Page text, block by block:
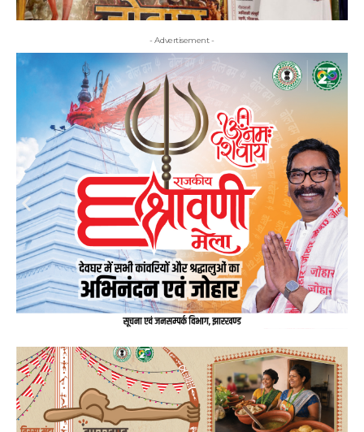
- Advertisement -